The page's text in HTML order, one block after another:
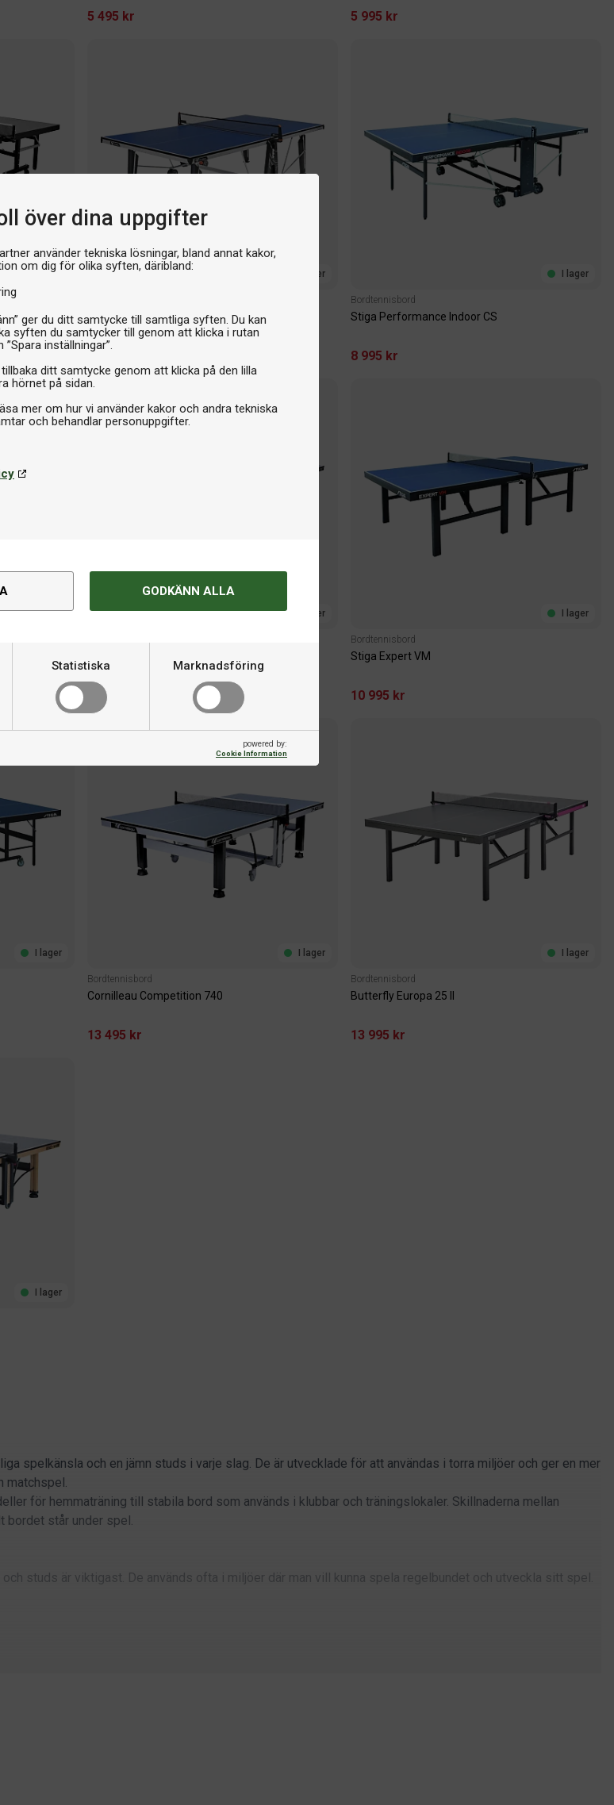
över dina uppgifter
använder tekniska lösningar, bland annat kakor,
om dig för olika syften, däribland:
ger du ditt samtycke till samtliga syften. Du kan
syften du samtycker till genom att klicka i rutan
inställningar”.
ditt samtycke genom att klicka på den lilla
hörnet på sidan.
mer om hur vi använder kakor och andra tekniska
GODKÄNN ALLA
Statistiska Marknadsföring
powered by:
Cookie Information
5 495 kr 5 995 kr
Flera varianter I lager
Cornilleau 500 Sport Blue
8 995 kr
I lager
Bordtennisbord
Stiga Performance Indoor CS
8 995 kr
I lager I lager
9 995 kr
I lager
Bordtennisbord
Stiga Expert VM
10 995 kr
I lager I lager
Bordtennisbord
Cornilleau Competition 740
13 495 kr
I lager
Bordtennisbord
Butterfly Europa 25 II
13 995 kr
I lager
spelkänsla och en jämn studs i varje slag. De är utvecklade för att användas i torra miljöer och ger en mer
matchspel.
för hemmaträning till stabila bord som används i klubbar och träningslokaler. Skillnaderna mellan
bordet står under spel.
studs är viktigast. De används ofta i miljöer där man vill kunna spela regelbundet och utveckla sitt spel.